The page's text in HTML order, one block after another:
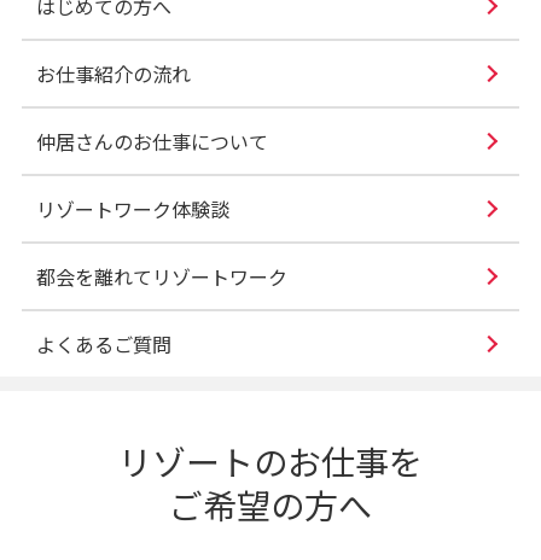
はじめての方へ
お仕事紹介の流れ
仲居さんのお仕事について
リゾートワーク体験談
都会を離れてリゾートワーク
よくあるご質問
リゾートのお仕事を
ご希望の方へ